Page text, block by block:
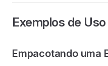
Exemplos de Uso
Empacotando uma